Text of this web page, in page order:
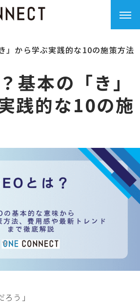
」から学ぶ実践的な10の施策方法
基本の「き」
践的な10の施
う」